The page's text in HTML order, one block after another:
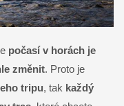
počasí v horách je
změnit. Proto je
tripu, tak každý